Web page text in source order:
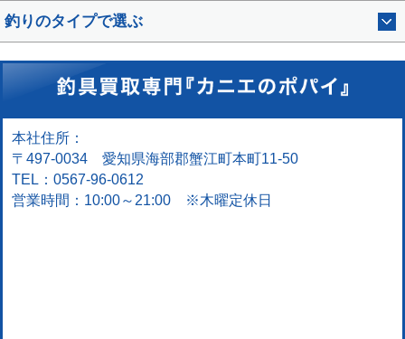
釣りのタイプで選ぶ
本社住所：
〒497-0034 愛知県海部郡蟹江町本町11-50
TEL：0567-96-0612
営業時間：10:00～21:00 ※木曜定休日